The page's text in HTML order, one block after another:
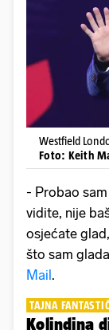
Westfield
Foto: Keith
- Probao
vidite, nije
osjećate
što sam
Mail.
TAJNA
Kolindina